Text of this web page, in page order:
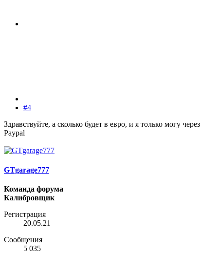
#4
Здравствуйте, а сколько будет в евро, и я только могу через
Paypal
GTgarage777
Команда форума
Калибровщик
Регистрация
20.05.21
Сообщения
5 035